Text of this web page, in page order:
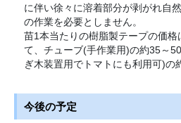
に伴い徐々に溶着部分が剥がれ自
の作業を必要としません。
苗1本当たりの樹脂製テープの価格
て、チューブ(手作業用)の約35～
ぎ木装置用でトマトにも利用可)の
今後の予定